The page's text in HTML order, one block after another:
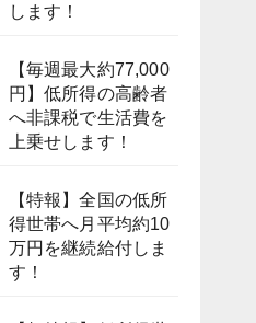
します！
【毎週最大約77,000
円】低所得の高齢者
へ非課税で生活費を
上乗せします！
【特報】全国の低所
得世帯へ月平均約10
万円を継続給付しま
す！